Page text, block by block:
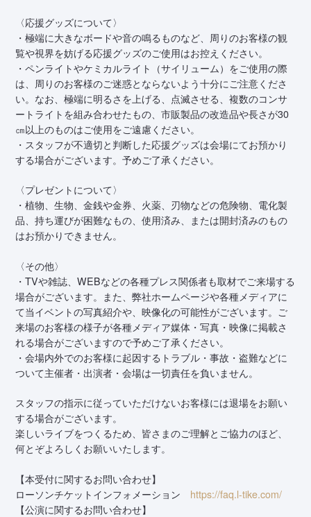
〈応援グッズについて〉
・極端に大きなボードや音の鳴るものなど、周りのお客様の観
覧や視界を妨げる応援グッズのご使用はお控えください。
・ペンライトやケミカルライト（サイリューム）をご使用の際
は、周りのお客様のご迷惑とならないよう十分にご注意くださ
い。なお、極端に明るさを上げる、点滅させる、複数のコンサ
ートライトを組み合わせたもの、市販製品の改造品や長さが30
㎝以上のものはご使用をご遠慮ください。
・スタッフが不適切と判断した応援グッズは会場にてお預かり
する場合がございます。予めご了承ください。
〈プレゼントについて〉
・植物、生物、金銭や金券、火薬、刃物などの危険物、電化製
品、持ち運びが困難なもの、使用済み、または開封済みのもの
はお預かりできません。
〈その他〉
・TVや雑誌、WEBなどの各種プレス関係者も取材でご来場する
場合がございます。また、弊社ホームページや各種メディアに
て当イベントの写真紹介や、映像化の可能性がございます。ご
来場のお客様の様子が各種メディア媒体・写真・映像に掲載さ
れる場合がございますので予めご了承ください。
・会場内外でのお客様に起因するトラブル・事故・盗難などに
ついて主催者・出演者・会場は一切責任を負いません。
スタッフの指示に従っていただけないお客様には退場をお願い
する場合がございます。
楽しいライブをつくるため、皆さまのご理解とご協力のほど、
何とぞよろしくお願いいたします。
【本受付に関するお問い合わせ】
ローソンチケットインフォメーション https://faq.l-tike.com/
【公演に関するお問い合わせ】